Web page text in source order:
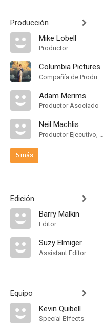
Producción
Mike Lobell
Productor
Columbia Pictures
Compañía de Produccion
Adam Merims
Productor Asociado
Neil Machlis
Productor Ejecutivo, Unidad de Producción
5 más
Edición
Barry Malkin
Editor
Suzy Elmiger
Assistant Editor
Equipo
Kevin Quibell
Special Effects